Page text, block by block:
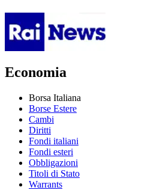
Economia
Borsa Italiana
Borse Estere
Cambi
Diritti
Fondi italiani
Fondi esteri
Obbligazioni
Titoli di Stato
Warrants